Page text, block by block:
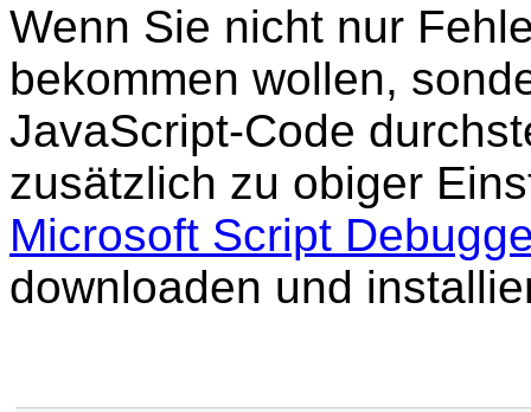
Wenn Sie nicht nur
bekommen wollen,
JavaScript-Code
zusätzlich zu obiger
Microsoft Script
downloaden und